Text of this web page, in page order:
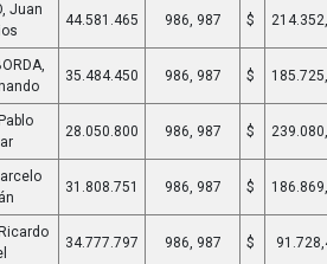
Juan
44.581.465 986, 987 $
35.484.450 986, 987 $
28.050.800 986, 987 $
31.808.751 986, 987 $
34.777.797 986, 987 $